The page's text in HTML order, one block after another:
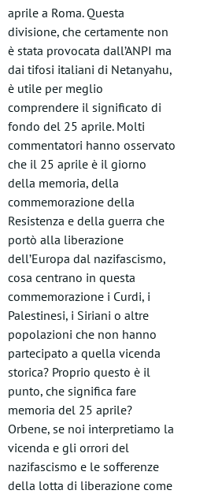
aprile a Roma. Questa
divisione, che certamente non
è stata provocata dall’ANPI ma
dai tifosi italiani di Netanyahu,
è utile per meglio
comprendere il significato di
fondo del 25 aprile. Molti
commentatori hanno osservato
che il 25 aprile è il giorno
della memoria, della
commemorazione della
Resistenza e della guerra che
portò alla liberazione
dell’Europa dal nazifascismo,
cosa centrano in questa
commemorazione i Curdi, i
Palestinesi, i Siriani o altre
popolazioni che non hanno
partecipato a quella vicenda
storica? Proprio questo è il
punto, che significa fare
memoria del 25 aprile?
Orbene, se noi interpretiamo la
vicenda e gli orrori del
nazifascismo e le sofferenze
della lotta di liberazione come